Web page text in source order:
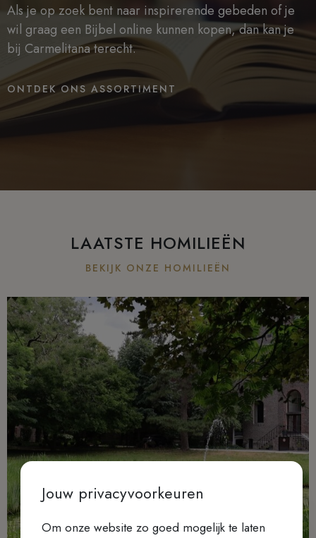
Als je op zoek bent naar inspirerende gebeden of je
wil graag een Bijbel online kunnen kopen, dan kan je
bij Carmelitana terecht.
ONTDEK ONS ASSORTIMENT
LAATSTE HOMILIEËN
BEKIJK ONZE HOMILIEËN
Jouw privacyvoorkeuren
Om onze website zo goed mogelijk te laten